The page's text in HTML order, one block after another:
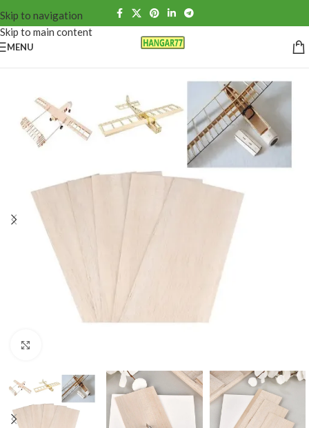
Skip to navigation
Skip to main content
MENU